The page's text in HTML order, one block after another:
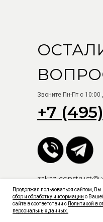
+7
Звоните Пн-Пт с 10:00
zakaz-construct@
СКАЧАТЬ
Продолжая пользоваться сайтом,
сбор и обработку информации о
сайте в соответствии с Политикой в
персональных данных.